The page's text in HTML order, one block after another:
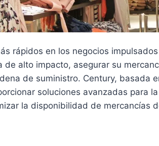
rápidos en los negocios
de alto impacto, asegurar su
de suministro. Century, basada
soluciones avanzadas para
la disponibilidad de mercancías